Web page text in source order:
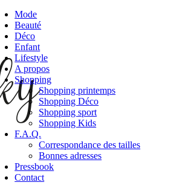
Mode
Beauté
Déco
Enfant
Lifestyle
A propos
Shopping
Shopping printemps
Shopping Déco
Shopping sport
Shopping Kids
F.A.Q.
Correspondance des tailles
Bonnes adresses
Pressbook
Contact